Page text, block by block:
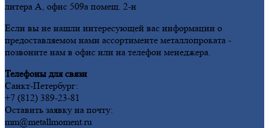
литера А, офис 509а помещ. 2-н
Если вы не нашли интересующей вас информации о
предоставляемом нами ассортименте металлопроката -
позвоните нам в офис или на телефон менеджера.
Телефоны для связи
Санкт-Петербург:
+7 (812) 389-23-81
Оставить заявку на почту:
mm@metallmoment.ru